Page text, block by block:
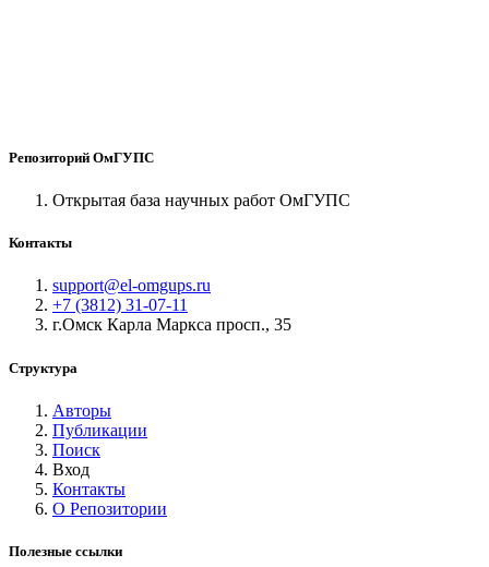
Репозиторий ОмГУПС
Открытая база научных работ ОмГУПС
Контакты
support@el-omgups.ru
+7 (3812) 31-07-11
г.Омск Карла Маркса просп., 35
Структура
Авторы
Публикации
Поиск
Вход
Контакты
О Репозитории
Полезные ссылки